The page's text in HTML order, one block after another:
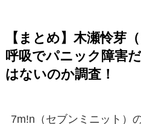
【まとめ】木瀬怜芽
呼吸でパニック障害
はないのか調査！
7m!n（セブンミニット）